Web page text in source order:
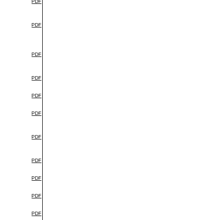
PDF
PDF
PDF
PDF
PDF
PDF
PDF
PDF
PDF
PDF
PDF